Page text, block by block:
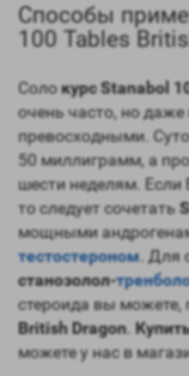
Способы
100 Tables
Солокурс Stanabol
очень часто, но даже
превосходными.
50 миллиграмм, а
шести неделям. Если
то следует сочетать
мощными
тестостероном . Для
станозолол-
стероида вы можете,
British Dragon.
можете у нас в